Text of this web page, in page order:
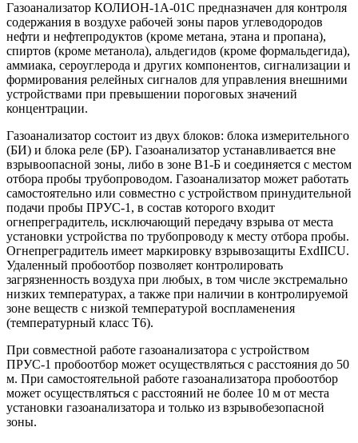
Газоанализатор КОЛИОН-1А-01С предназначен для контроля
содержания в воздухе рабочей зоны паров углеводородов
нефти и нефтепродуктов (кроме метана, этана и пропана),
спиртов (кроме метанола), альдегидов (кроме формальдегида),
аммиака, сероуглерода и других компонентов, сигнализации и
формирования релейных сигналов для управления внешними
устройствами при превышении пороговых значений
концентрации.
Газоанализатор состоит из двух блоков: блока измерительного
(БИ) и блока реле (БР). Газоанализатор устанавливается вне
взрывоопасной зоны, либо в зоне В1-Б и соединяется с местом
отбора пробы трубопроводом. Газоанализатор может работать
самостоятельно или совместно с устройством принудительной
подачи пробы ПРУС-1, в состав которого входит
огнепреградитель, исключающий передачу взрыва от места
установки устройства по трубопроводу к месту отбора пробы.
Огнепреградитель имеет маркировку взрывозащиты ExdIICU.
Удаленный пробоотбор позволяет контролировать
загрязненность воздуха при любых, в том числе экстремально
низких температурах, а также при наличии в контролируемой
зоне веществ с низкой температурой воспламенения
(температурный класс Т6).
При совместной работе газоанализатора с устройством
ПРУС-1 пробоотбор может осуществляться с расстояния до 50
м. При самостоятельной работе газоанализатора пробоотбор
может осуществляться с расстояний не более 10 м от места
установки газоанализатора и только из взрывобезопасной
зоны.